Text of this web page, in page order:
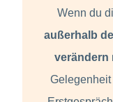
Wenn du
außerhalb
verändern